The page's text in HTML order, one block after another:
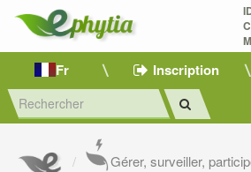
Fr Inscription
Gérer, surveiller,